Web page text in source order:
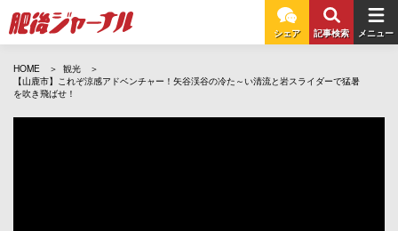
シェア 記事検索 メニュー
HOME
観光
【山鹿市】これぞ涼感アドベンチャー！矢谷渓谷の冷た～い清流と岩スライダーで猛暑
を吹き飛ばせ！